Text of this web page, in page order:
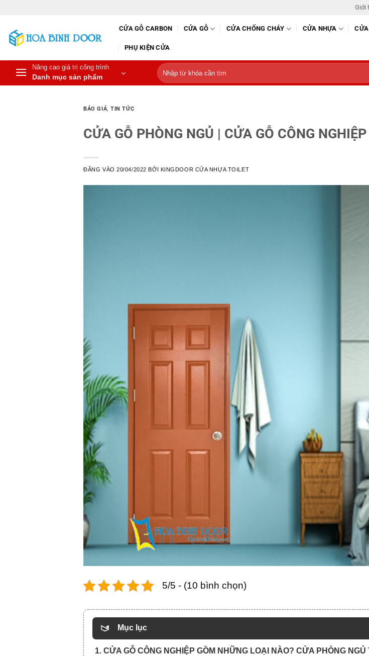
nội
dung
Giới
CỬA GỖ CARBON CỬA GỖ CỬA CHỐNG CHÁY CỬA NHỰA
PHỤ KIỆN CỬA
Nâng cao giá trị công trình
Danh mục sản phẩm
Tìm
kiếm:
BÁO GIÁ,TIN TỨC
CỬA GỖ PHÒNG NGỦ | CỬA GỖ CÔNG NGHIỆP
ĐĂNG VÀO20/04/2022 BỞI KINGDOOR CỬA NHỰA TOILET
5/5 - (10 bình chọn)
Mục lục
1. CỬA GỖ CÔNG NGHIỆP GỒM NHỮNG LOẠI NÀO? CỬA PHÒNG